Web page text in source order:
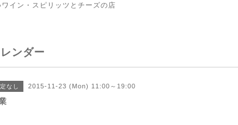
イン・スピリッツとチーズの店
ンダー
なし 2015-11-23 (Mon) 11:00～19:00